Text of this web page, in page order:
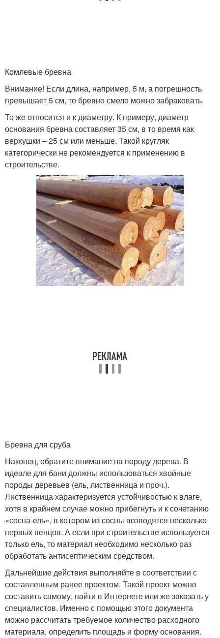
Комлевые бревна
Внимание! Если длина, например, 5 м, а погрешность
превышает 5 см, то бревно смело можно забраковать.
То же относится и к диаметру. К примеру, диаметр
основания бревна составляет 35 см, в то время как
верхушки – 25 см или меньше. Такой кругляк
категорически не рекомендуется к применению в
строительстве.
Бревна для сруба
Наконец, обратите внимание на породу дерева. В
идеале для бани должны использоваться хвойные
породы деревьев (ель, лиственница и проч.).
Лиственница характеризуется устойчивостью к влаге,
хотя в крайнем случае можно прибегнуть и к сочетанию
«сосна-ель», в котором из сосны возводятся несколько
первых венцов. А если при строительстве используется
только ель, то материал необходимо несколько раз
обработать антисептическим средством.
Дальнейшие действия выполняйте в соответствии с
составленным ранее проектом. Такой проект можно
составить самому, найти в Интернете или же заказать у
специалистов. Именно с помощью этого документа
можно рассчитать требуемое количество расходного
материала, определить площадь и форму основания.